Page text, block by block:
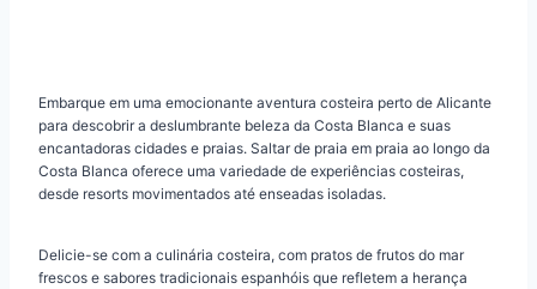
Embarque em uma emocionante aventura costeira perto de Alicante
para descobrir a deslumbrante beleza da Costa Blanca e suas
encantadoras cidades e praias. Saltar de praia em praia ao longo da
Costa Blanca oferece uma variedade de experiências costeiras,
desde resorts movimentados até enseadas isoladas.
Delicie-se com a culinária costeira, com pratos de frutos do mar
frescos e sabores tradicionais espanhóis que refletem a herança